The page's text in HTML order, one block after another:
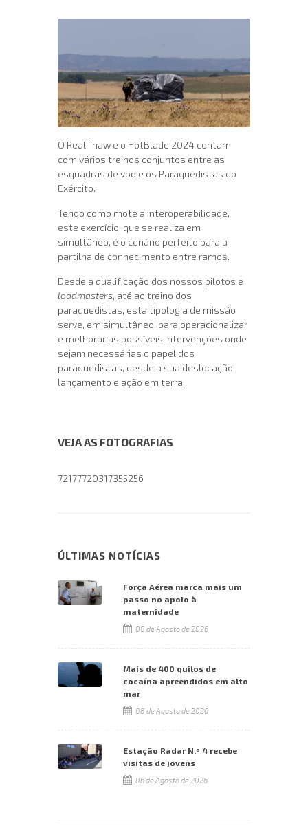
O RealThaw e o HotBlade 2024 contam
com vários treinos conjuntos entre as
esquadras de voo e os Paraquedistas do
Exército.
Tendo como mote a interoperabilidade,
este exercício, que se realiza em
simultâneo, é o cenário perfeito para a
partilha de conhecimento entre ramos.
Desde a qualificação dos nossos pilotos e
loadmasters, até ao treino dos
paraquedistas, esta tipologia de missão
serve, em simultâneo, para operacionalizar
e melhorar as possíveis intervenções onde
sejam necessárias o papel dos
paraquedistas, desde a sua deslocação,
lançamento e ação em terra.
VEJA AS FOTOGRAFIAS
72177720317355256
ÚLTIMAS NOTÍCIAS
Força Aérea marca mais um
passo no apoio à
maternidade
08 de Agosto de 2026
Mais de 400 quilos de
cocaína apreendidos em alto
mar
08 de Agosto de 2026
Estação Radar N.º 4 recebe
visitas de jovens
06 de Agosto de 2026